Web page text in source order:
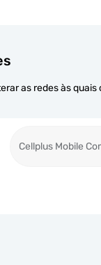
as redes às quais
Cellplus Mobile